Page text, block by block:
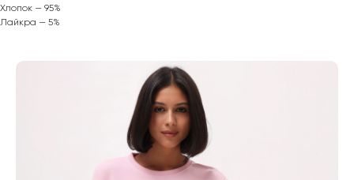
Хлопок — 95%
Лайкра — 5%